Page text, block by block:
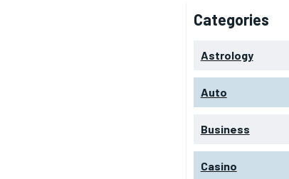
Categories
Astrology
Auto
Business
Casino